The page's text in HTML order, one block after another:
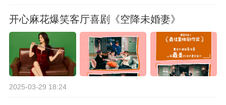
开心麻花爆笑客厅喜剧《空降未婚妻》
2025-03-29 18:24